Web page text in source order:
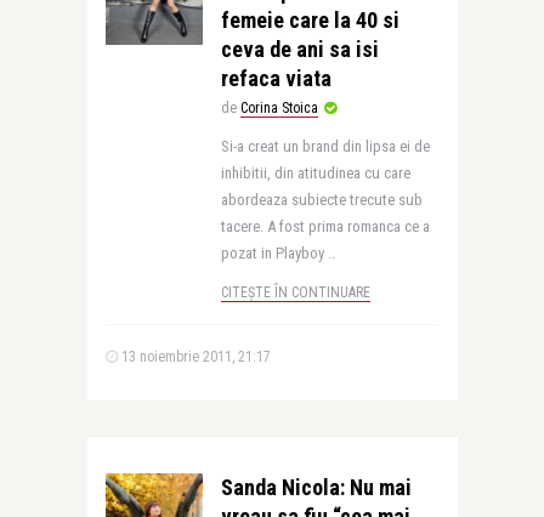
femeie care la 40 si
ceva de ani sa isi
refaca viata
de Corina Stoica
Si-a creat un brand din lipsa ei de
inhibitii, din atitudinea cu care
abordeaza subiecte trecute sub
tacere. A fost prima romanca ce a
pozat in Playboy ..
CITEȘTE ÎN CONTINUARE
13 noiembrie 2011, 21:17
Sanda Nicola: Nu mai